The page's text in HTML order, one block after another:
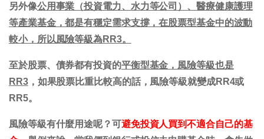
另外像公用事業（投資電力、水力等公司）、醫療健康護理
等產業基金，都是有穩定需求支撐，在股票型基金中的波動
較小，所以風險等級為RR3。
至於股票、債券都有投資的平衡型基金，風險等級也是
RR3，如果股票比重比較高的話，風險等級就變成RR4或
RR5。
風險等級有什麼用途呢？可避免投資人買到不適合自己的基